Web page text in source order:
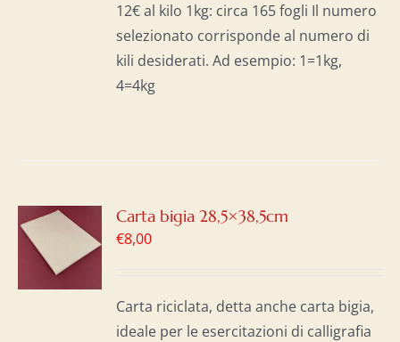
12€ al kilo 1kg: circa 165 fogli Il numero
selezionato corrisponde al numero di
kili desiderati. Ad esempio: 1=1kg,
4=4kg
Carta bigia 28,5×38,5cm
€8,00
Carta riciclata, detta anche carta bigia,
ideale per le esercitazioni di calligrafia